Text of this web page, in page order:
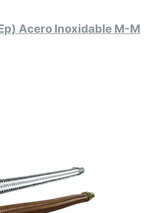
Acero Inoxidable M-M